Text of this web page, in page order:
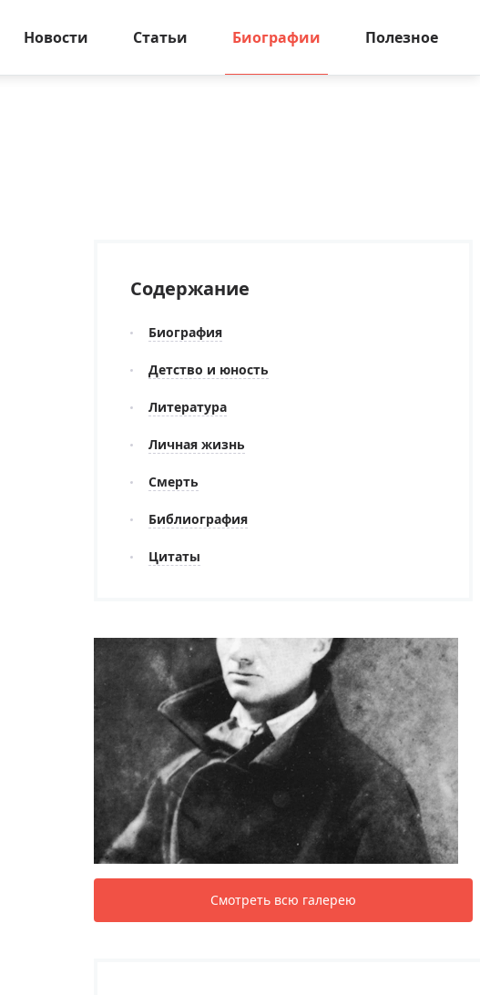
Новости Статьи Биографии Полезное
Содержание
Биография
Детство и юность
Литература
Личная жизнь
Смерть
Библиография
Цитаты
Смотреть всю галерею